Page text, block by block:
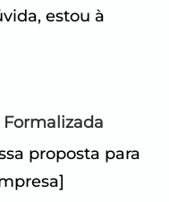
estou à
proposta para